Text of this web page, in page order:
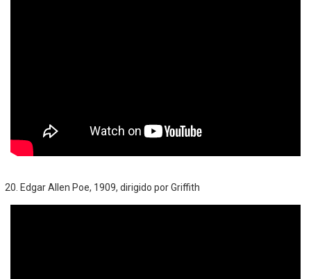
Edgar Allen Poe, 1909, dirigido por Griffith